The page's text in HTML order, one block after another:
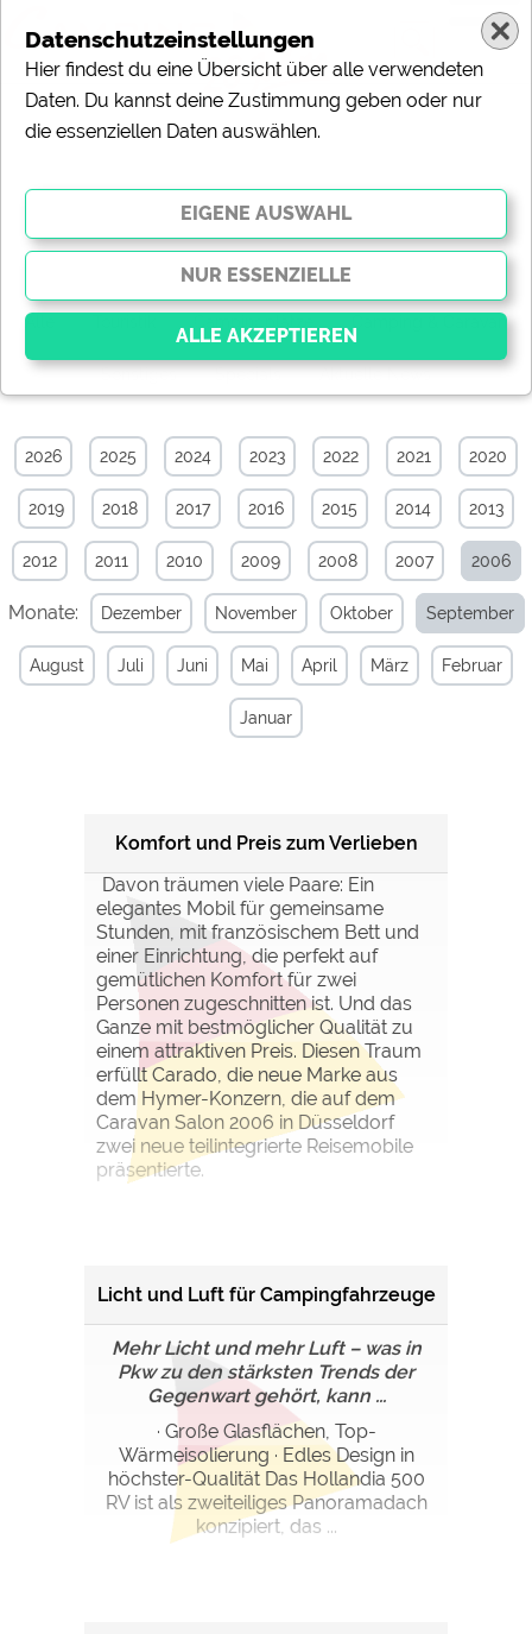
September 2006
Alle Camping & Caravan
Sonstiges Specials Aktuelle News
2026 2025 2024 2023 2022 2021 2020
2019 2018 2017 2016 2015 2014 2013
2012 2011 2010 2009 2008 2007 2006
Monate: Dezember November Oktober September
August Juli Juni Mai April März Februar
Januar
Komfort und Preis zum Verlieben
Davon träumen viele Paare: Ein
elegantes Mobil für gemeinsame
Stunden, mit französischem Bett und
einer Einrichtung, die perfekt auf
gemütlichen Komfort für zwei
Personen zugeschnitten ist. Und das
Ganze mit bestmöglicher Qualität zu
einem attraktiven Preis. Diesen Traum
erfüllt Carado, die neue Marke aus
dem Hymer-Konzern, die auf dem
Caravan Salon 2006 in Düsseldorf
zwei neue teilintegrierte Reisemobile
präsentierte.
Licht und Luft für Campingfahrzeuge
Mehr Licht und mehr Luft – was in
Pkw zu den stärksten Trends der
Gegenwart gehört, kann ...
· Große Glasflächen, Top-
Wärmeisolierung · Edles Design in
höchster-Qualität Das Hollandia 500
RV ist als zweiteiliges Panoramadach
konzipiert, das ...
Datenschutzeinstellungen
Hier findest du eine Übersicht über alle verwendeten
Daten. Du kannst deine Zustimmung geben oder nur
die essenziellen Daten auswählen.
Essenzielle Cookies ermöglichen grundlegende
Funktionen und sind für die einwandfreie Funktion der
Website dringend erforderlich. Ohne diese Cookies
werden Teile der Websitenicht funktionieren.
Externe Medien
YouTube (Videos von
https://policies.google.com/privacy
Campingplatzvorschau (Vorschau
siehe Datenschutzerklärung des
Statistiken
Google Analytics https://policies.google.com/privacy
Marketing
Google Ads
https://policies.google.com/privacy
Google AdSense
https://policies.google.com/privacy
Google Remarketing
https://policies.google.com/privacy
Die Cookieeinstellungen können jeder Zeit im Footer
über "COOKIES" geändert werden!